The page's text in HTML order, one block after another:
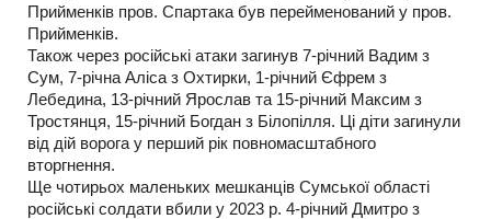
Прийменків пров. Спартака був перейменований у пров.
Прийменків.
Також через російські атаки загинув 7-річний Вадим з
Сум, 7-річна Аліса з Охтирки, 1-річний Єфрем з
Лебедина, 13-річний Ярослав та 15-річний Максим з
Тростянця, 15-річний Богдан з Білопілля. Ці діти загинули
від дій ворога у перший рік повномасштабного
вторгнення.
Ще чотирьох маленьких мешканців Сумської області
російські солдати вбили у 2023 р. 4-річний Дмитро з